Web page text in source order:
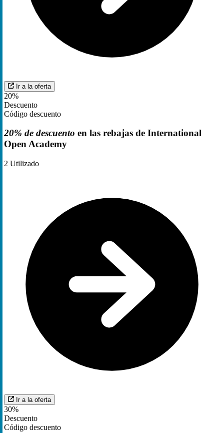
Ir a la oferta
20%
Descuento
Código descuento
20% de descuento en las rebajas de International
Open Academy
2 Utilizado
Ir a la oferta
30%
Descuento
Código descuento